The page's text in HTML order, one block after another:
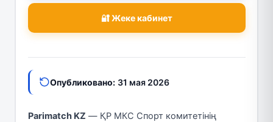
🔐 Жеке кабинет
Опубликовано: 31 мая 2026
Parimatch KZ — ҚР МКС Спорт комитетінің